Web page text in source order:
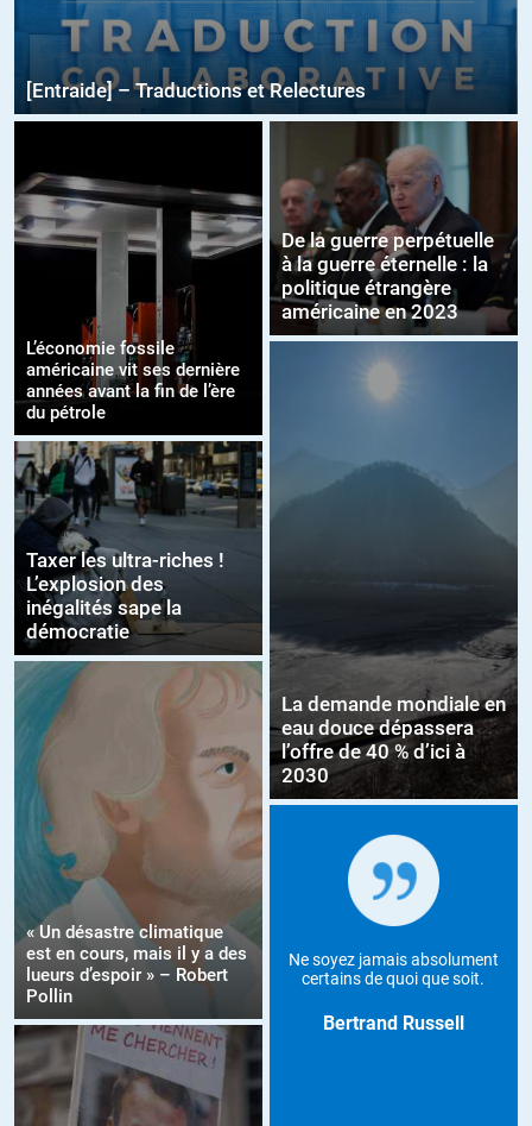
[Entraide] – Traductions et Relectures
L’économie fossile
américaine vit ses dernière
années avant la fin de l’ère
du pétrole
Taxer les ultra-riches !
L’explosion des
inégalités sape la
démocratie
« Un désastre climatique
est en cours, mais il y a des
lueurs d’espoir » – Robert
Pollin
De la guerre perpétuelle
à la guerre éternelle : la
politique étrangère
américaine en 2023
La demande mondiale en
eau douce dépassera
l’offre de 40 % d’ici à
2030
Ne soyez jamais absolument
certains de quoi que soit.
Bertrand Russell